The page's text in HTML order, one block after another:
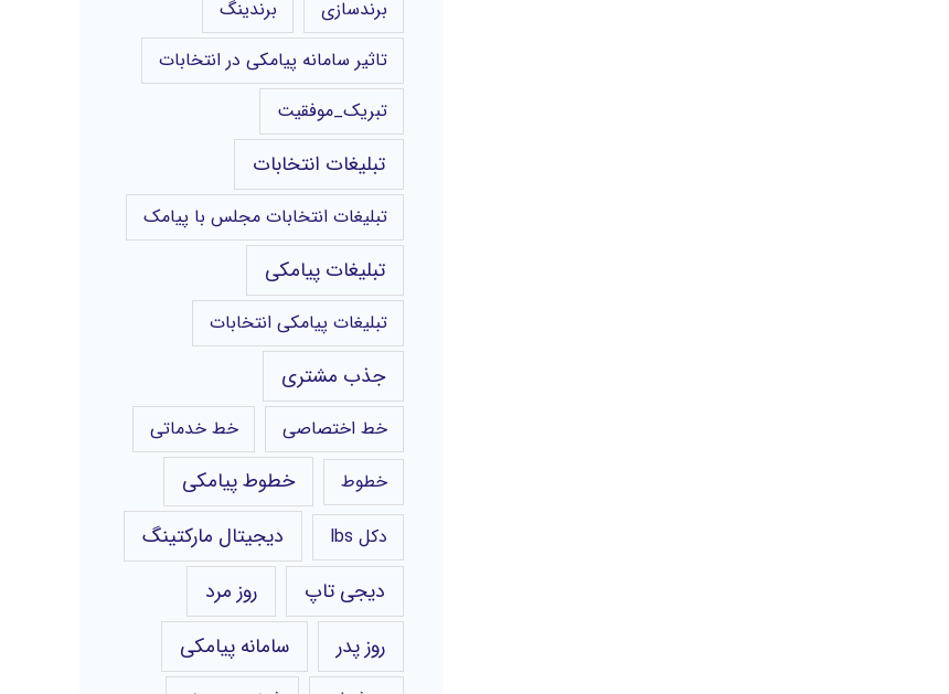
برندسازی
برندینگ
تاثیر سامانه پیامکی در انتخابات
تبریک_موفقیت
تبلیغات انتخابات
تبلیغات انتخابات مجلس با پیامک
تبلیغات پیامکی
تبلیغات پیامکی انتخابات
جذب مشتری
خط اختصاصی
خط خدماتی
خطوط
خطوط پیامکی
دکل lbs
دیجیتال مارکتینگ
دیجی تاپ
روز مرد
روز پدر
سامانه پیامکی